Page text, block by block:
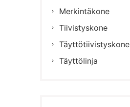
Merkintäkone
Tiivistyskone
Täyttötiivistyskone
Täyttölinja